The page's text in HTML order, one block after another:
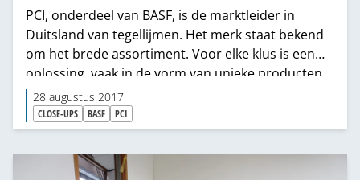
PCI, onderdeel van BASF, is de marktleider in
Duitsland van tegellijmen. Het merk staat bekend
om het brede assortiment. Voor elke klus is een
oplossing, vaak in de vorm van unieke producten
voor specifieke toepassingen. PCI nam recent de
merken Thomsit en, in West-Europa, Ceresit over
van Henkel, waardoor het assortiment is
uitgebreid en de merken elkaar perfect kunnen
aanvullen.
28 augustus 2017
CLOSE-UPS BASF PCI